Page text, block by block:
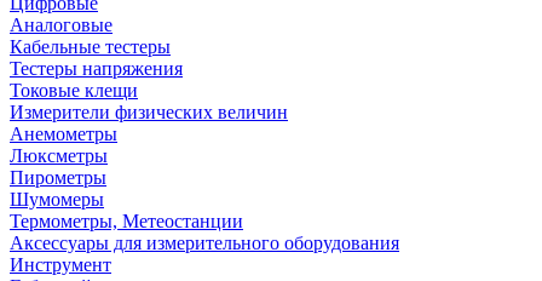
Аналоговые
Кабельные тестеры
Тестеры напряжения
Токовые клещи
Измерители физических величин
Анемометры
Люксметры
Пирометры
Шумомеры
Термометры, Метеостанции
Аксессуары для измерительного оборудования
Инструмент